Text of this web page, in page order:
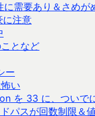
需要あり＆さめが
に注意
となど
ー
い
を 33 に、ついで
パスが回数制限＆